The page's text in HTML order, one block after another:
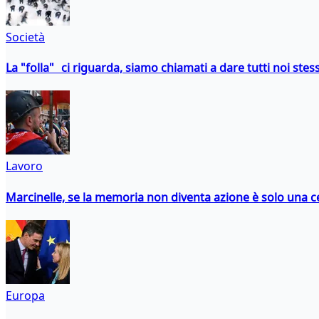
Società
La "folla" ci riguarda, siamo chiamati a dare tutti noi
Lavoro
Marcinelle, se la memoria non diventa azione è solo una
Europa